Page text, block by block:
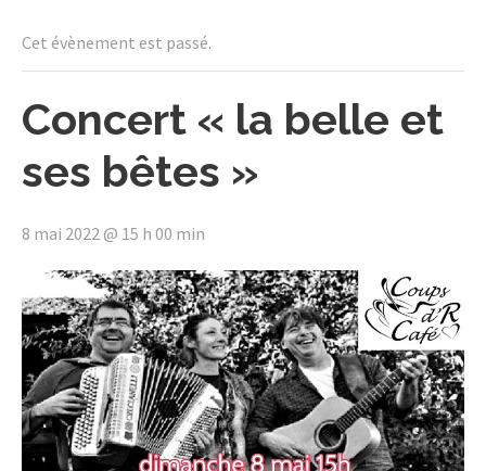
Cet évènement est passé.
Concert « la belle et
ses bêtes »
8 mai 2022 @ 15 h 00 min